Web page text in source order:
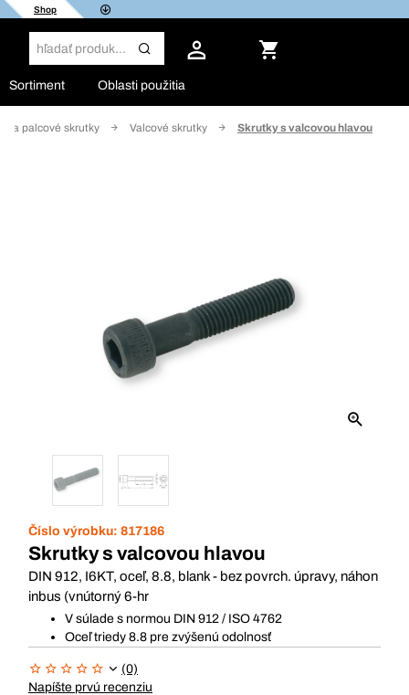
Shop
Sortiment Oblasti použitia
a palcové skrutky Valcové skrutky Skrutky s valcovou hlavou
Číslo výrobku: 817186
Skrutky s valcovou hlavou
DIN 912, I6KT, oceľ, 8.8, blank - bez povrch. úpravy, náhon
inbus (vnútorný 6-hr
V súlade s normou DIN 912 / ISO 4762
Oceľ triedy 8.8 pre zvýšenú odolnosť
(0)
Napíšte prvú recenziu